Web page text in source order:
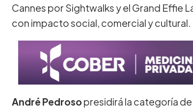
Cannes por Sightwalks y el Grand Effie
con impacto social, comercial y cultural.
André Pedroso presidirá la categoría